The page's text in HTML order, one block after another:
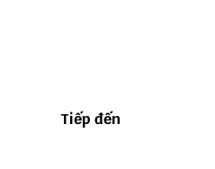
Tiếp đến